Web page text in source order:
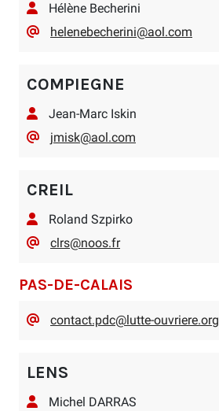
Hélène Becherini
helenebecherini@aol.com
COMPIEGNE
Jean-Marc Iskin
jmisk@aol.com
CREIL
Roland Szpirko
clrs@noos.fr
PAS-DE-CALAIS
contact.pdc@lutte-ouvriere.org
LENS
Michel DARRAS